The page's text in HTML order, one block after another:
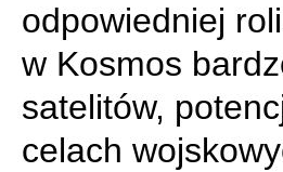
odpowiedniej
w Kosmos
satelitów,
celach